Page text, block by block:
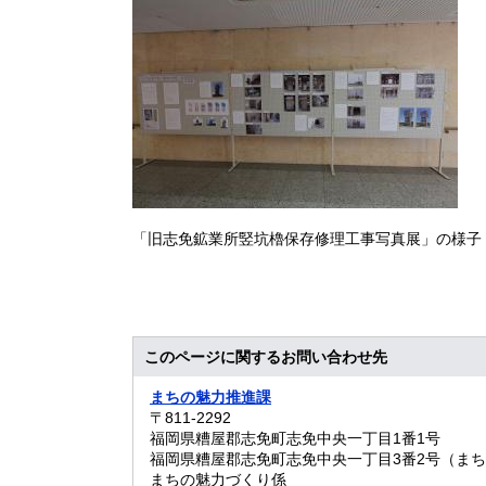
「旧志免鉱業所竪坑
このページに関するお問い合わせ先
まちの魅力推進課
〒811-2292
福岡県糟屋郡志免町志免中央一丁目1番1号
福岡県糟屋郡志免町志免中央一丁目3番2号（まち
まちの魅力づくり係